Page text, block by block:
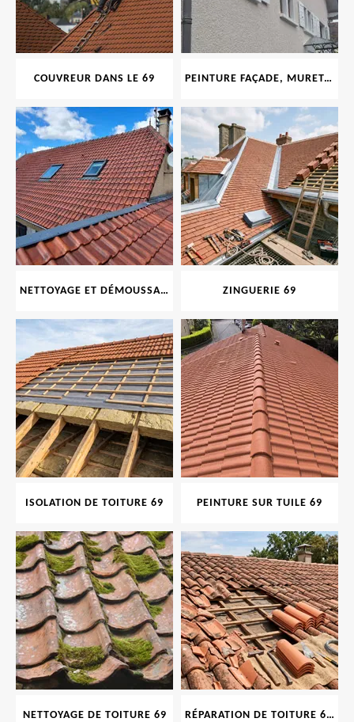
COUVREUR DANS LE 69 PEINTURE FAÇADE, MURET, TOITURE, BOISERIE, FERRONERIE, GOUTTIÈRE 69
NETTOYAGE ET DÉMOUSSAGE DE TOITURE ET FAÇADE 69 ZINGUERIE 69
ISOLATION DE TOITURE 69 PEINTURE SUR TUILE 69
NETTOYAGE DE TOITURE 69 RÉPARATION DE TOITURE 69 RHONE, TUILES CASSÉES OU ABIMÉES